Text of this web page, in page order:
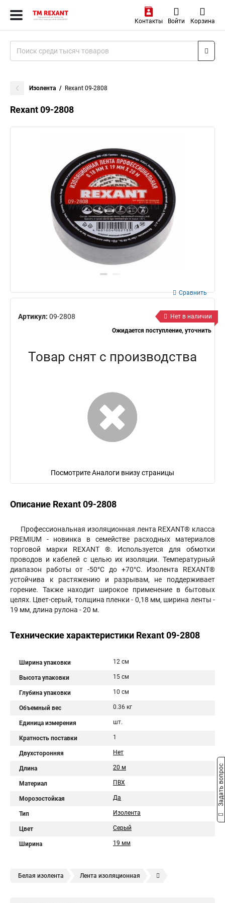
Контакты Войти Корзина
Изолента Rexant 09-2808
Rexant 09-2808
Артикул: 09-2808
Сравнить
Нет в наличии
Ожидается поступление, уточнить
Товар снят с производства
Посмотрите Аналоги внизу страницы
Описание Rexant 09-2808
Профессиональная изоляционная лента REXANT® класса
PREMIUM - новинка в семействе расходных материалов
торговой марки REXANT ®. Используется для обмотки
проводов и кабелей с целью их изоляции. Температурный
диапазон работы от -50°С до +70°С. Изолента REXANT®
устойчива к растяжению и разрывам, не поддерживает
горение. Также находит широкое применение в бытовых
целях. Цвет-серый, толщина пленки - 0,18 мм, ширина ленты -
19 мм, длина рулона - 20 м.
Технические характеристики Rexant 09-2808
Ширина упаковки 12 см
Высота упаковки 15 см
Глубина упаковки 10 см
Объемный вес 0.36 кг
Единица измерения шт.
Кратность поставки 1
Двухсторонняя Нет
Длина 20 м
Материал ПВХ
Морозостойкая Да
Тип Изолента
Цвет Серый
Ширина 19 мм
Белая изолента Лента изоляционная
Задать вопрос